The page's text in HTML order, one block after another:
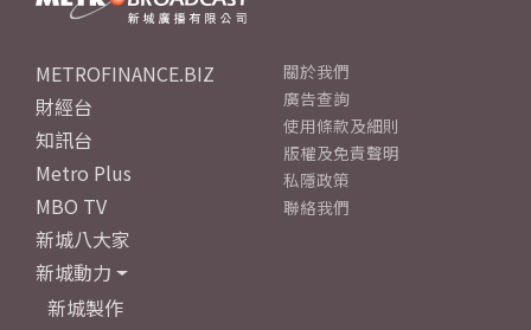
METROFINANCE.BIZ
財經台
知訊台
Metro Plus
MBO TV
新城八大家
新城動力
新城製作
關於我們
廣告查詢
使用條款及細則
版權及免責聲明
私隱政策
聯絡我們